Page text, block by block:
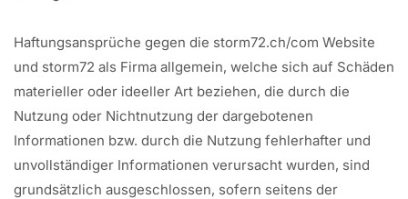
Haftungsansprüche gegen die storm72.ch/com Website
und storm72 als Firma allgemein, welche sich auf Schäden
materieller oder ideeller Art beziehen, die durch die
Nutzung oder Nichtnutzung der dargebotenen
Informationen bzw. durch die Nutzung fehlerhafter und
unvollständiger Informationen verursacht wurden, sind
grundsätzlich ausgeschlossen, sofern seitens der